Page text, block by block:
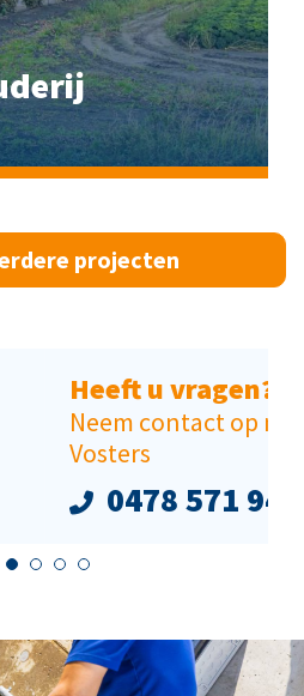
projecten
vragen?
op met Arjan
571 941